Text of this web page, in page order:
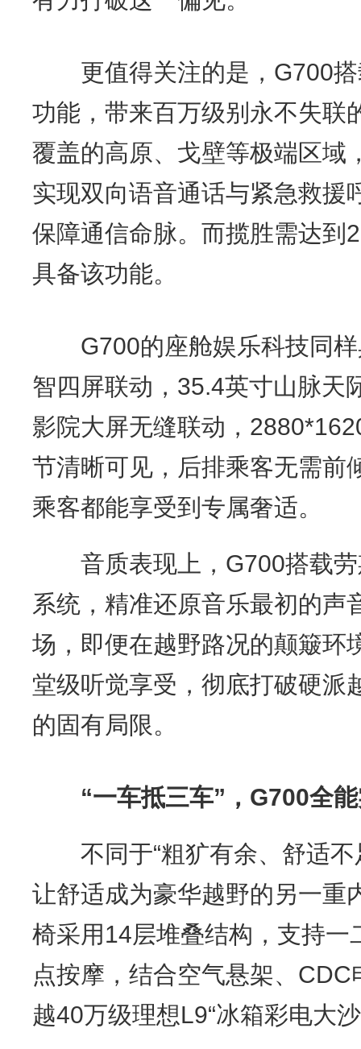
更值得关注的是，G700搭
功能，带来百万级别永不失联
覆盖的高原、戈壁等极端区域
实现双向语音通话与紧急救援
保障通信命脉。而揽胜需达到
具备该功能。
G700的座舱娱乐科技同样
智四屏联动，35.4英寸山脉天
影院大屏无缝联动，
节清晰可见，后排乘客无需前
乘客都能享受到专属奢适。
音质表现上，G700搭载劳
系统，精准还原音乐最初的声
场，即便在越野路况的颠簸环
堂级听觉享受，彻底打破硬派
的固有局限。
“一车抵三车”，G700全
不同于“粗犷有余、舒适不
让舒适成为豪华越野的另一重
椅采用14层堆叠结构，支持一
点按摩，结合空气悬架、
越40万级理想L9“冰箱彩电大